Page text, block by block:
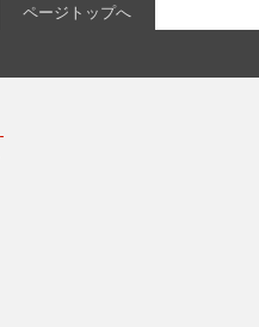
ページトップへ